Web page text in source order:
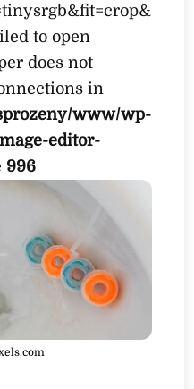
to open
does not
in
www/wp-
editor-
996